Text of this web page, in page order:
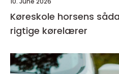
Køreskole horsens sådan vælger du den
rigtige kørelærer